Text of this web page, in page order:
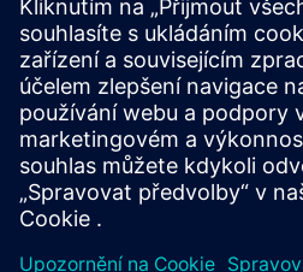
SICAM CP‑8010/12 je
SICAM 8, která kombinuje
inženýrství s vysokou
umožňuje flexibilní a efektivní
různých aplikacích.